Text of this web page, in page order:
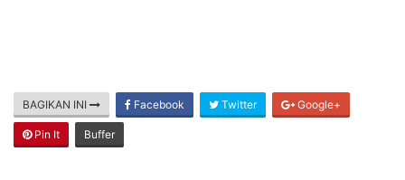
BAGIKAN INI Facebook Twitter Google+
Pin It Buffer